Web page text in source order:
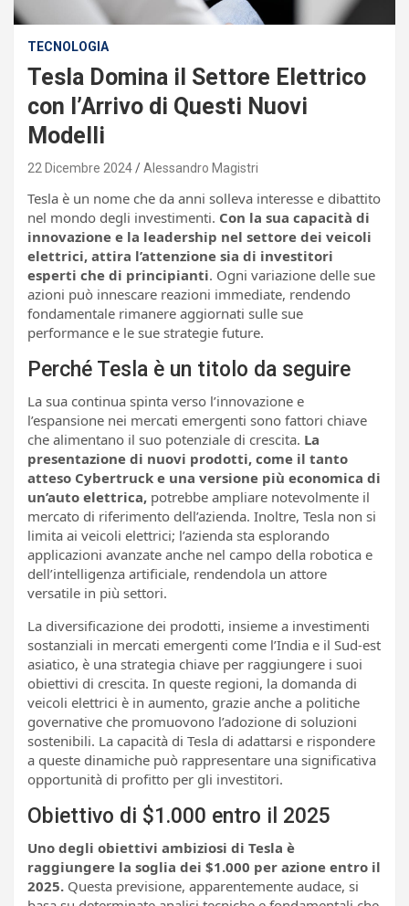
TECNOLOGIA
Tesla Domina il Settore Elettrico
con l’Arrivo di Questi Nuovi
Modelli
22 Dicembre 2024 Alessandro Magistri
Tesla è un nome che da anni solleva interesse e dibattito
nel mondo degli investimenti. Con la sua capacità di
innovazione e la leadership nel settore dei veicoli
elettrici, attira l’attenzione sia di investitori
esperti che di principianti. Ogni variazione delle sue
azioni può innescare reazioni immediate, rendendo
fondamentale rimanere aggiornati sulle sue
performance e le sue strategie future.
Perché Tesla è un titolo da seguire
La sua continua spinta verso l’innovazione e
l’espansione nei mercati emergenti sono fattori chiave
che alimentano il suo potenziale di crescita. La
presentazione di nuovi prodotti, come il tanto
atteso Cybertruck e una versione più economica di
un’auto elettrica, potrebbe ampliare notevolmente il
mercato di riferimento dell’azienda. Inoltre, Tesla non si
limita ai veicoli elettrici; l’azienda sta esplorando
applicazioni avanzate anche nel campo della robotica e
dell’intelligenza artificiale, rendendola un attore
versatile in più settori.
La diversificazione dei prodotti, insieme a investimenti
sostanziali in mercati emergenti come l’India e il Sud-est
asiatico, è una strategia chiave per raggiungere i suoi
obiettivi di crescita. In queste regioni, la domanda di
veicoli elettrici è in aumento, grazie anche a politiche
governative che promuovono l’adozione di soluzioni
sostenibili. La capacità di Tesla di adattarsi e rispondere
a queste dinamiche può rappresentare una significativa
opportunità di profitto per gli investitori.
Obiettivo di $1.000 entro il 2025
Uno degli obiettivi ambiziosi di Tesla è
raggiungere la soglia dei $1.000 per azione entro il
2025. Questa previsione, apparentemente audace, si